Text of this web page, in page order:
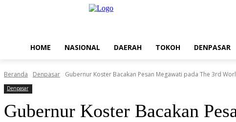
HOME NASIONAL DAERAH TOKOH DENPASAR
Beranda Denpasar Gubernur Koster Bacakan Pesan Megawati pada The 3rd
Denpasar
Gubernur Koster Bacakan